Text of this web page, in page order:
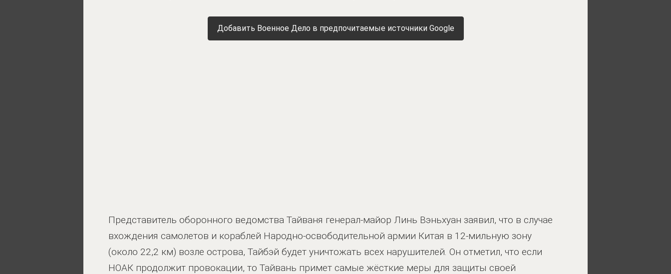
Добавить Военное Дело в предпочитаемые источники Google
Представитель оборонного ведомства Тайваня генерал-майор Линь Вэньхуан заявил, что в случае
вхождения самолетов и кораблей Народно-освободительной армии Китая в 12-мильную зону
(около 22,2 км) возле острова, Тайбэй будет уничтожать всех нарушителей. Он отметил, что если
НОАК продолжит провокации, то Тайвань примет самые жёсткие меры для защиты своей